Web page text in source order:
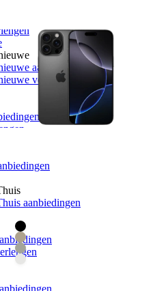
aanbiedingen
verlengen
aanbiedingen